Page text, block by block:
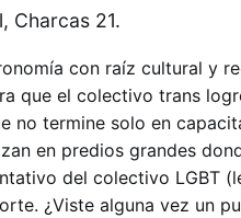
Charcas 21.
con raíz cultural y
que el colectivo trans
no termine solo en
en predios grandes
del colectivo LGBT
¿Viste alguna vez un